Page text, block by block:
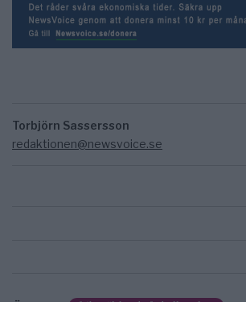
Torbjörn Sassersson
redaktionen@newsvoice.se
Ämnen: frihetsälskande fotbollsspelare